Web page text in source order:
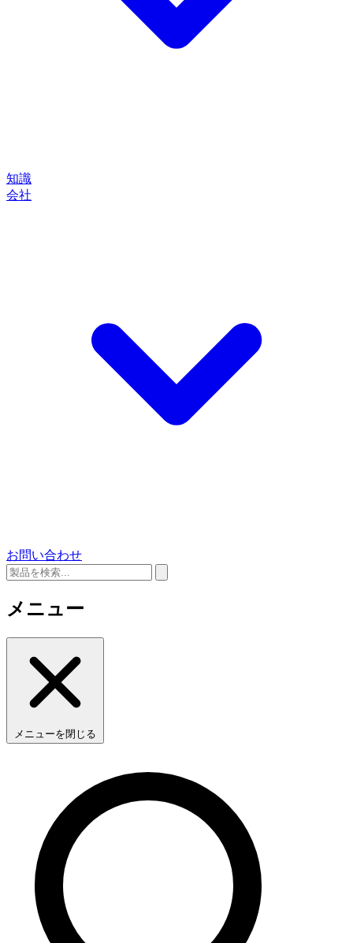
知識
会社
お問い合わせ
メニュー
メニューを閉じる